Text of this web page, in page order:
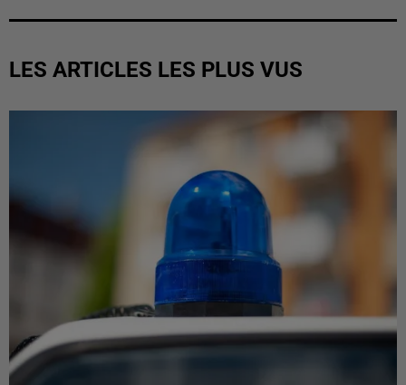
LES ARTICLES LES PLUS VUS